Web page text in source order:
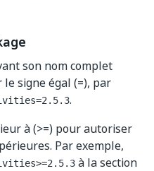
son nom complet
signe égal (=), par
.
à (>=) pour autoriser
Par exemple,
à la section